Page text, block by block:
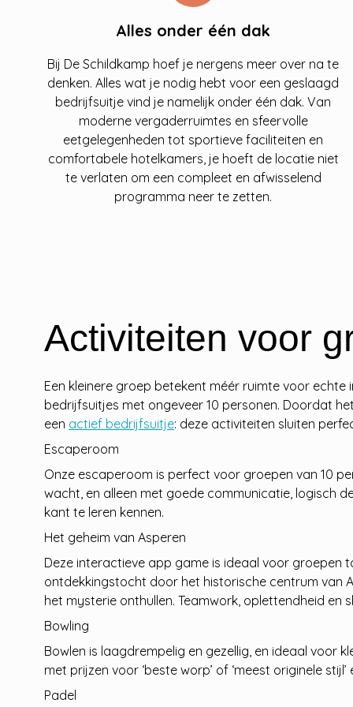
Alles onder één dak
Bij De Schildkamp hoef je nergens meer over na te
denken. Alles wat je nodig hebt voor een geslaagd
bedrijfsuitje vind je namelijk onder één dak. Van
moderne vergaderruimtes en sfeervolle
eetgelegenheden tot sportieve faciliteiten en
comfortabele hotelkamers, je hoeft de locatie niet
te verlaten om een compleet en afwisselend
programma neer te zetten.
Activiteiten voor
Een kleinere groep betekent méér ruimte voor
bedrijfsuitjes met ongeveer 10 personen. Doordat
een actief bedrijfsuitje: deze activiteiten sluiten
Escaperoom
Onze escaperoom is perfect voor groepen van 10
wacht, en alleen met goede communicatie, logisch
kant te leren kennen.
Het geheim van Asperen
Deze interactieve app game is ideaal voor groepen
ontdekkingstocht door het historische centrum van
het mysterie onthullen. Teamwork, oplettendheid en
Bowling
Bowlen is laagdrempelig en gezellig, en ideaal voor
met prijzen voor ‘beste worp’ of ‘meest originele
Padel